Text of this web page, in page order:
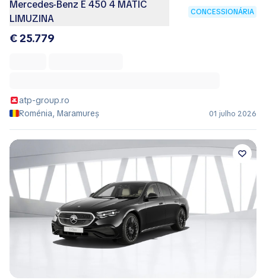
Mercedes-Benz E 450 4 MATIC
LIMUZINA
CONCESSIONÁRIA
€ 25.779
atp-group.ro
Roménia, Maramureș
01 julho 2026